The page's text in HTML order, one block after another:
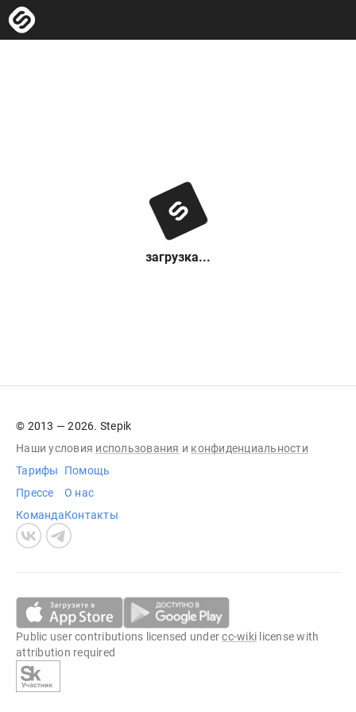
загрузка...
© 2013 — 2026. Stepik
Наши условия использования и конфиденциальности
Тарифы
Прессе
Команда
Помощь
О нас
Контакты
Public user contributions licensed undercc-wiki license with
attribution required